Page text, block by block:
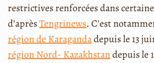
restrictives renforcées dans
d’aprèsTengrinews. C’est
région de Karagandadepuis le 13
région Nord- Kazakhstandepuis le